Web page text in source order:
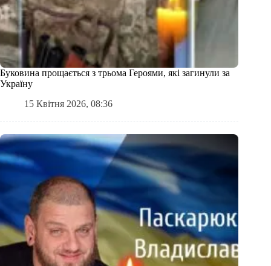
Буковина прощається з трьома Героями, які загинули за
Україну
15 Квітня 2026, 08:36